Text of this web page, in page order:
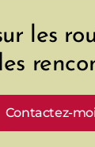
les
Contactez-